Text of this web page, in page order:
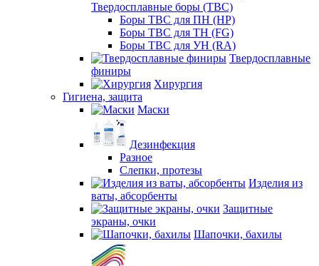
Твердосплавные боры (ТВС)
Боры ТВС для ПН (HP)
Боры ТВС для ТН (FG)
Боры ТВС для УН (RA)
Твердосплавные
финиры
Хирургия
Гигиена, защита
Маски
Дезинфекция
Разное
Слепки, протезы
Изделия из
ваты, абсорбенты
Защитные
экраны, очки
Шапочки, бахилы